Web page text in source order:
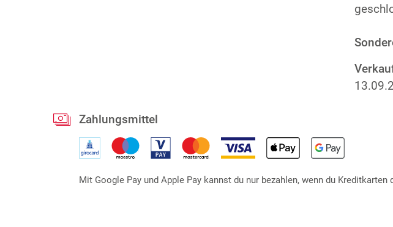
Zahlungsmittel
Mit Google Pay und Apple Pay kannst du nur bezahlen, wenn du